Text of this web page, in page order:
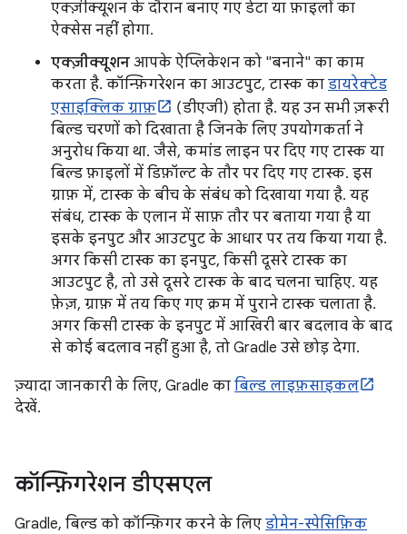
एक्ज़ीक्यूशन के दौरान बनाए गए डेटा या फ़ाइलों का
ऐक्सेस नहीं होगा.
एक्ज़ीक्यूशन आपके ऐप्लिकेशन को "बनाने" का काम
करता है. कॉन्फ़िगरेशन का आउटपुट, टास्क का डायरेक्टेड
एसाइक्लिक ग्राफ़
(डीएजी) होता है. यह उन सभी ज़रूरी
बिल्ड चरणों को दिखाता है जिनके लिए उपयोगकर्ता ने
अनुरोध किया था. जैसे, कमांड लाइन पर दिए गए टास्क या
बिल्ड फ़ाइलों में डिफ़ॉल्ट के तौर पर दिए गए टास्क. इस
ग्राफ़ में, टास्क के बीच के संबंध को दिखाया गया है. यह
संबंध, टास्क के एलान में साफ़ तौर पर बताया गया है या
इसके इनपुट और आउटपुट के आधार पर तय किया गया है.
अगर किसी टास्क का इनपुट, किसी दूसरे टास्क का
आउटपुट है, तो उसे दूसरे टास्क के बाद चलना चाहिए. यह
फ़ेज़, ग्राफ़ में तय किए गए क्रम में पुराने टास्क चलाता है.
अगर किसी टास्क के इनपुट में आखिरी बार बदलाव के बाद
से कोई बदलाव नहीं हुआ है, तो Gradle उसे छोड़ देगा.
ज़्यादा जानकारी के लिए, Gradle का बिल्ड लाइफ़साइकल
देखें.
कॉन्फ़िगरेशन डीएसएल
Gradle, बिल्ड को कॉन्फ़िगर करने के लिए डोमेन-स्पेसिफ़िक